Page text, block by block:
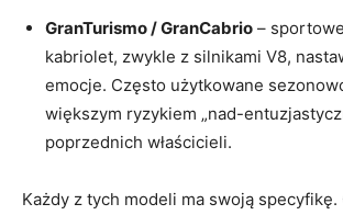
GranTurismo / GranCabrio –
kabriolet, zwykle z silnikami V8,
emocje. Często użytkowane
większym ryzykiem „nad-
poprzednich właścicieli.
Każdy z tych modeli ma swoją specyfikę.